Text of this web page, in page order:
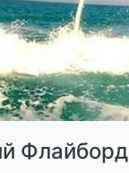
Флайборд